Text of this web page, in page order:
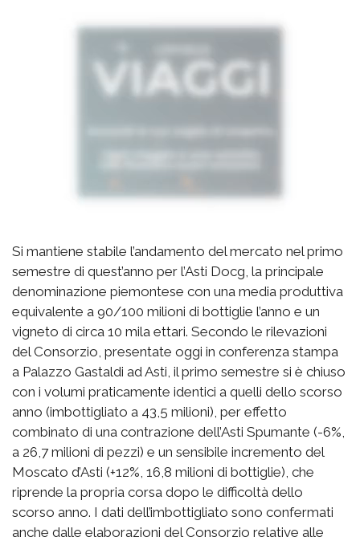
Si mantiene stabile l’andamento del mercato nel primo
semestre di quest’anno per l’Asti Docg, la principale
denominazione piemontese con una media produttiva
equivalente a 90/100 milioni di bottiglie l’anno e un
vigneto di circa 10 mila ettari. Secondo le rilevazioni
del Consorzio, presentate oggi in conferenza stampa
a Palazzo Gastaldi ad Asti, il primo semestre si è chiuso
con i volumi praticamente identici a quelli dello scorso
anno (imbottigliato a 43,5 milioni), per effetto
combinato di una contrazione dell’Asti Spumante (-6%,
a 26,7 milioni di pezzi) e un sensibile incremento del
Moscato d’Asti (+12%, 16,8 milioni di bottiglie), che
riprende la propria corsa dopo le difficoltà dello
scorso anno. I dati dell’imbottigliato sono confermati
anche dalle elaborazioni del Consorzio relative alle